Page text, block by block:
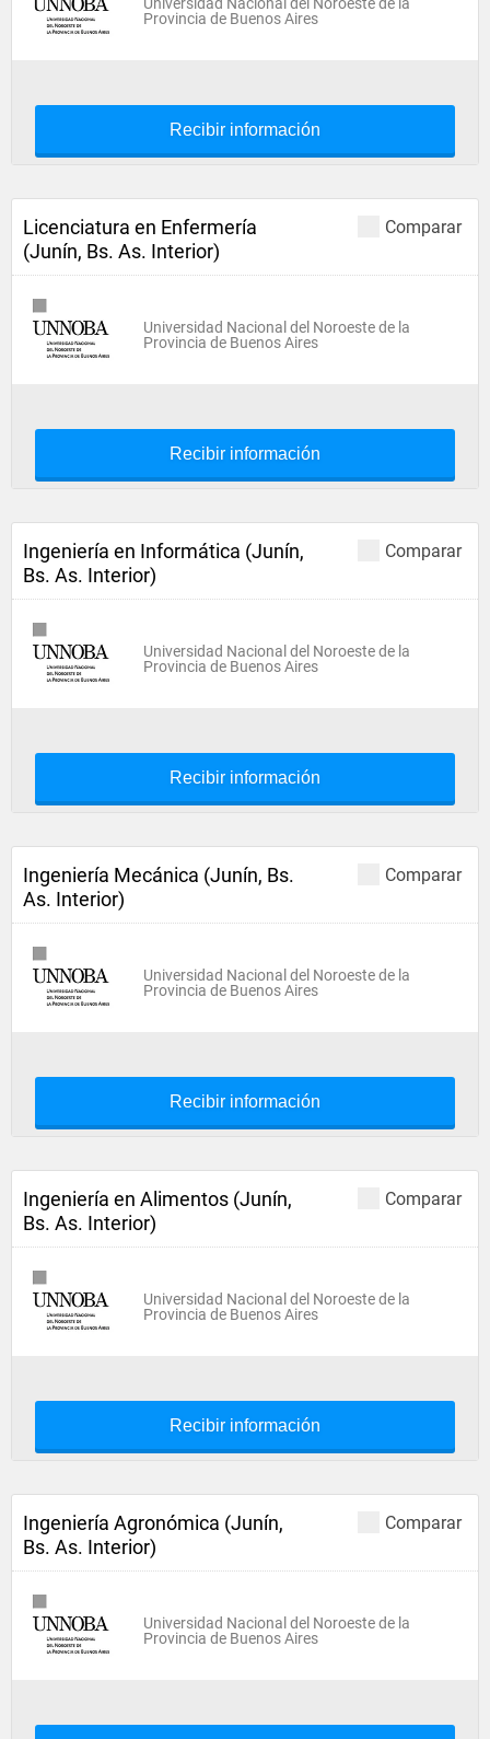
Provincia de Buenos Aires
Recibir información
Comparar
Licenciatura en Enfermería
(Junín, Bs. As. Interior)
Universidad Nacional del Noroeste de la
Provincia de Buenos Aires
Recibir información
Comparar
Ingeniería en Informática (Junín,
Bs. As. Interior)
Universidad Nacional del Noroeste de la
Provincia de Buenos Aires
Recibir información
Comparar
Ingeniería Mecánica (Junín, Bs.
As. Interior)
Universidad Nacional del Noroeste de la
Provincia de Buenos Aires
Recibir información
Comparar
Ingeniería en Alimentos (Junín,
Bs. As. Interior)
Universidad Nacional del Noroeste de la
Provincia de Buenos Aires
Recibir información
Comparar
Ingeniería Agronómica (Junín,
Bs. As. Interior)
Universidad Nacional del Noroeste de la
Provincia de Buenos Aires